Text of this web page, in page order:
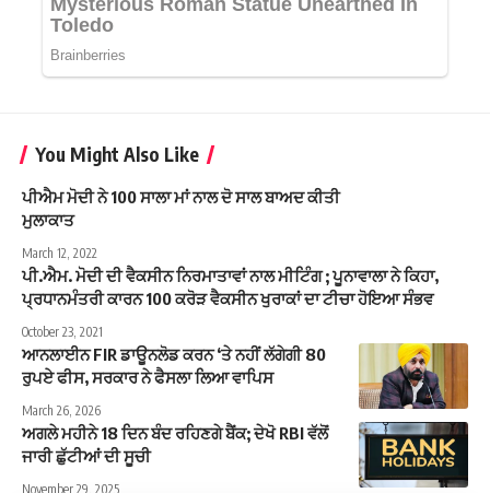
You Might Also Like
ਪੀਐਮ ਮੋਦੀ ਨੇ 100 ਸਾਲਾ ਮਾਂ ਨਾਲ ਦੋ ਸਾਲ ਬਾਅਦ ਕੀਤੀ
ਮੁਲਾਕਾਤ
March 12, 2022
ਪੀ.ਐਮ. ਮੋਦੀ ਦੀ ਵੈਕਸੀਨ ਨਿਰਮਾਤਾਵਾਂ ਨਾਲ ਮੀਟਿੰਗ ; ਪੂਨਾਵਾਲਾ ਨੇ ਕਿਹਾ,
ਪ੍ਰਧਾਨਮੰਤਰੀ ਕਾਰਨ 100 ਕਰੋੜ ਵੈਕਸੀਨ ਖੁਰਾਕਾਂ ਦਾ ਟੀਚਾ ਹੋਇਆ ਸੰਭਵ
October 23, 2021
ਆਨਲਾਈਨ FIR ਡਾਊਨਲੋਡ ਕਰਨ ‘ਤੇ ਨਹੀਂ ਲੱਗੇਗੀ 80
ਰੁਪਏ ਫੀਸ, ਸਰਕਾਰ ਨੇ ਫੈਸਲਾ ਲਿਆ ਵਾਪਿਸ
March 26, 2026
ਅਗਲੇ ਮਹੀਨੇ 18 ਦਿਨ ਬੰਦ ਰਹਿਣਗੇ ਬੈਂਕ; ਦੇਖੋ RBI ਵੱਲੋਂ
ਜਾਰੀ ਛੁੱਟੀਆਂ ਦੀ ਸੂਚੀ
November 29, 2025